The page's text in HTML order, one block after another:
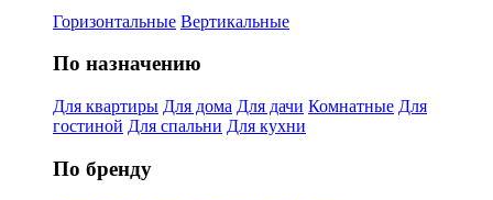
Горизонтальные Вертикальные
По назначению
Для квартиры Для дома Для дачи Комнатные Для
гостиной Для спальни Для кухни
По бренду